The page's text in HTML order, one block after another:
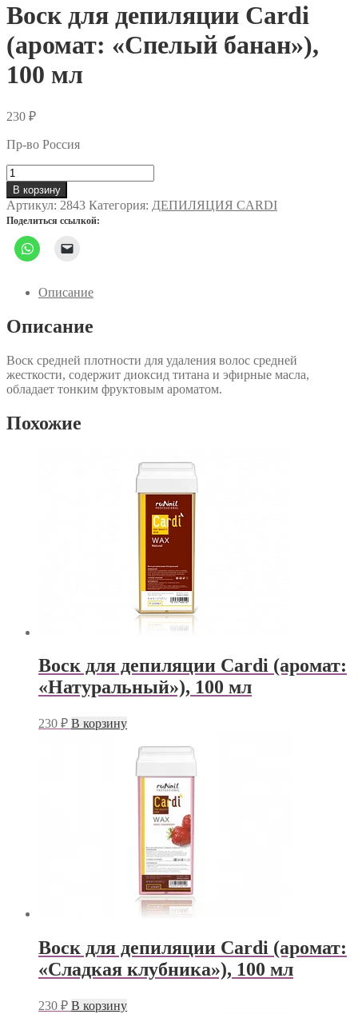
Воск для депиляции Cardi
(аромат: «Спелый банан»),
100 мл
230 ₽
Пр-во Россия
Количество
товара
Воск
для
депиляции
Cardi
(аромат:
банан»),
В корзину
Артикул: 2843 Категория: ДЕПИЛЯЦИЯ CARDI
Поделиться ссылкой:
Описание
Описание
Воск средней плотности для удаления волос средней
жесткости, содержит диоксид титана и эфирные масла,
обладает тонким фруктовым ароматом.
Похожие
Воск для депиляции Cardi (аромат:
«Натуральный»), 100 мл
230 ₽ В корзину
Воск для депиляции Cardi (аромат:
«Сладкая клубника»), 100 мл
230 ₽ В корзину